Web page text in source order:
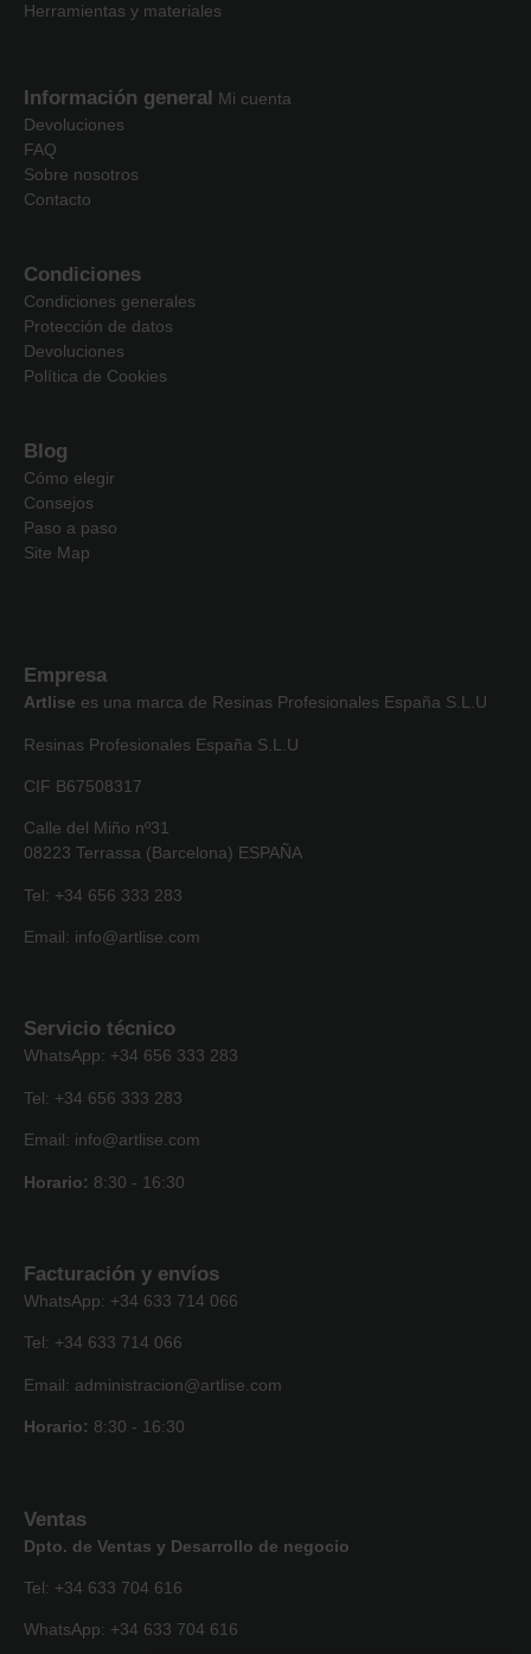
Herramientas y materiales
Información general Mi cuenta
Devoluciones
FAQ
Sobre nosotros
Contacto
Condiciones
Condiciones generales
Protección de datos
Devoluciones
Política de Cookies
Blog
Cómo elegir
Consejos
Paso a paso
Site Map
Empresa
Artlise es una marca de Resinas Profesionales España S.L.U
Resinas Profesionales España S.L.U
CIF B67508317
Calle del Miño nº31
08223 Terrassa (Barcelona) ESPAÑA
Tel: +34 656 333 283
Email: info@artlise.com
Servicio técnico
WhatsApp: +34 656 333 283
Tel: +34 656 333 283
Email: info@artlise.com
Horario: 8:30 - 16:30
Facturación y envíos
WhatsApp: +34 633 714 066
Tel: +34 633 714 066
Email: administracion@artlise.com
Horario: 8:30 - 16:30
Ventas
Dpto. de Ventas y Desarrollo de negocio
Tel: +34 633 704 616
WhatsApp: +34 633 704 616